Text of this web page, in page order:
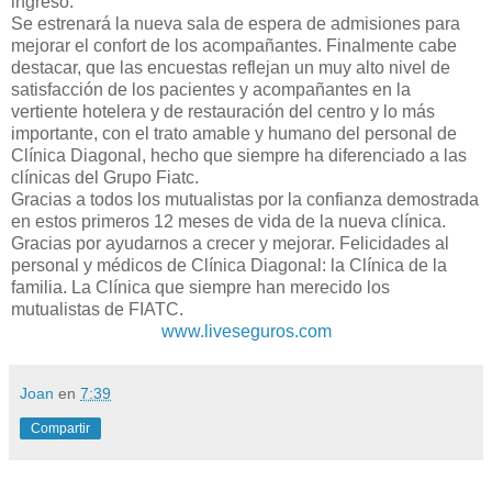
Se estrenará la nueva sala de espera de admisiones para
mejorar el confort de los acompañantes. Finalmente cabe
destacar, que las encuestas reflejan un muy alto nivel de
satisfacción de los pacientes y acompañantes en la
vertiente hotelera y de restauración del centro y lo más
importante, con el trato amable y humano del personal de
Clínica Diagonal, hecho que siempre ha diferenciado a las
clínicas del Grupo Fiatc.
Gracias a todos los mutualistas por la confianza demostrada
en estos primeros 12 meses de vida de la nueva clínica.
Gracias por ayudarnos a crecer y mejorar. Felicidades al
personal y médicos de Clínica Diagonal: la Clínica de la
familia. La Clínica que siempre han merecido los
mutualistas de FIATC.
www.liveseguros.com
Joan en 7:39
Compartir